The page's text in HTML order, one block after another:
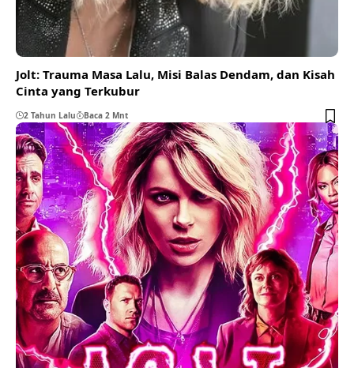
Jolt: Trauma Masa Lalu, Misi Balas Dendam, dan Kisah
Cinta yang Terkubur
2 Tahun Lalu Baca 2 Mnt